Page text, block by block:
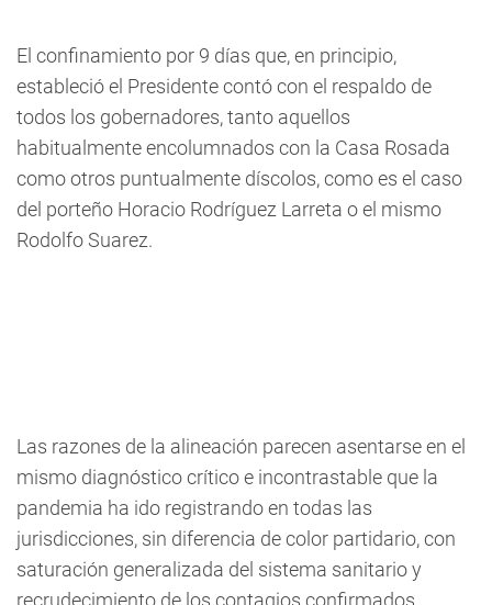
El confinamiento por 9 días que, en principio,
estableció el Presidente contó con el respaldo de
todos los gobernadores, tanto aquellos
habitualmente encolumnados con la Casa Rosada
como otros puntualmente díscolos, como es el caso
del porteño Horacio Rodríguez Larreta o el mismo
Rodolfo Suarez.
Las razones de la alineación parecen asentarse en el
mismo diagnóstico crítico e incontrastable que la
pandemia ha ido registrando en todas las
jurisdicciones, sin diferencia de color partidario, con
saturación generalizada del sistema sanitario y
recrudecimiento de los contagios confirmados.